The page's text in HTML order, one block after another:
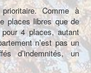
Comme à
places libres que de
4 places, autant
n’est pas un
d’indemnités, un